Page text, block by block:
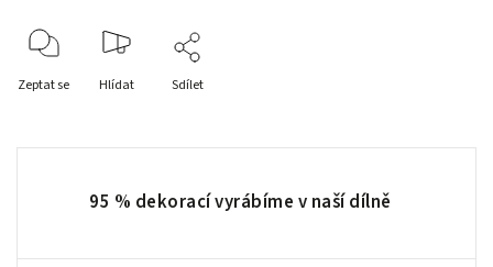
Zeptat se Hlídat Sdílet
95 % dekorací vyrábíme v naší dílně